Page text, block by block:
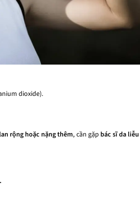
dioxide).
rộng hoặc nặng thêm, cần gặp bác sĩ da liễu